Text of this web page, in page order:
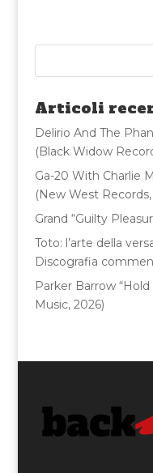
e
b
o
o
k
te
r
l
Articoli
Delirio And The
(Black Widow
Ga-20 With Charlie
(New West Records,
Grand “Guilty
Toto: l’arte della
Discografia
Parker Barrow
Music, 2026)